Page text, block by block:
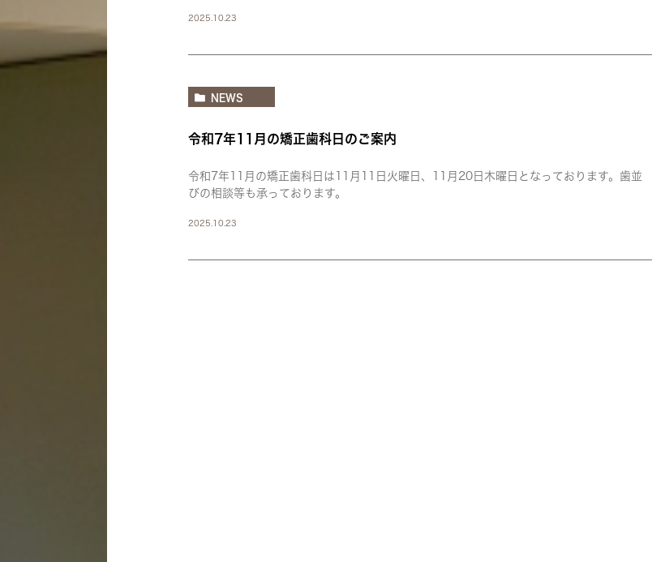
2025.10.23
NEWS
令和7年11月の矯正歯科日のご案内
令和7年11月の矯正歯科日は11月11日火曜日、11月20日木曜日となっております。歯並
びの相談等も承っております。
2025.10.23